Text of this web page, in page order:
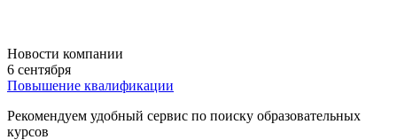
Новости компании
6 сентября
Повышение квалификации
Рекомендуем удобный сервис по поиску образовательных
курсов